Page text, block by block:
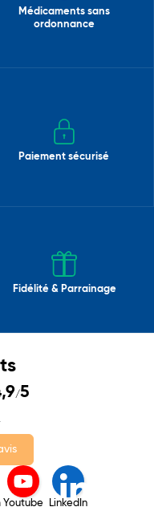
Médicaments sans
ordonnance
Paiement sécurisé
Fidélité & Parrainage
/5
Youtube LinkedIn